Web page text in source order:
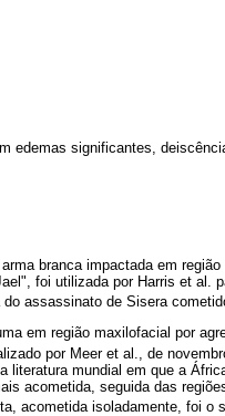
edemas significantes,
branca impactada em
foi utilizada por Harris et al.
assassinato de Sisera
em região maxilofacial por
por Meer et al., de
literatura mundial em que a
acometida, seguida das
acometida isoladamente, foi o